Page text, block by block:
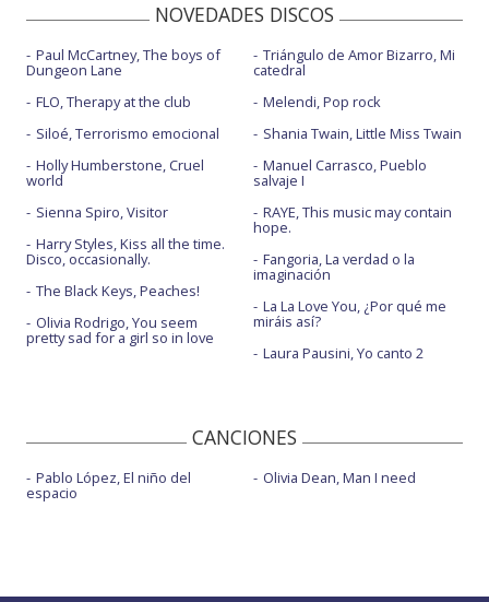
NOVEDADES DISCOS
Paul McCartney, The boys of
Dungeon Lane
FLO, Therapy at the club
Siloé, Terrorismo emocional
Holly Humberstone, Cruel
world
Sienna Spiro, Visitor
Harry Styles, Kiss all the time.
Disco, occasionally.
The Black Keys, Peaches!
Olivia Rodrigo, You seem
pretty sad for a girl so in love
Triángulo de Amor Bizarro, Mi
catedral
Melendi, Pop rock
Shania Twain, Little Miss Twain
Manuel Carrasco, Pueblo
salvaje I
RAYE, This music may contain
hope.
Fangoria, La verdad o la
imaginación
La La Love You, ¿Por qué me
miráis así?
Laura Pausini, Yo canto 2
CANCIONES
Pablo López, El niño del
espacio
Olivia Dean, Man I need